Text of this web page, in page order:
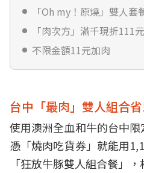
「Oh my！原燒」雙人套
「肉次方」滿千現折111元
不限金額11元加肉
台中「最肉」雙人組合
使用澳洲全血和牛的台中
憑「燒肉吃貨券」就能用
「狂放牛豚雙人組合餐」